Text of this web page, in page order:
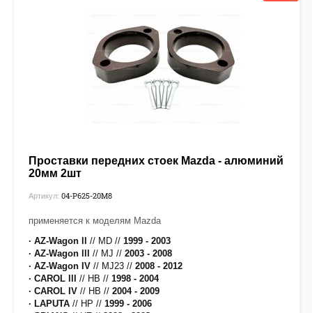
Проставки передних стоек Mazda - алюминий
20мм 2шт
Артикул: 04-P625-20М8
применяется к моделям Mazda
· AZ-Wagon ll // MD // 1999 - 2003
· AZ-Wagon lll
// MJ // 2003 - 2008
· AZ-Wagon IV // MJ23 // 2008 - 2012
· CAROL lll // HB // 1998 - 2004
· CAROL IV // HB // 2004 - 2009
· LAPUTA // HP // 1999 - 2006